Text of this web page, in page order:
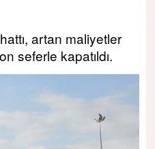
artan maliyetler
seferle kapatıldı.